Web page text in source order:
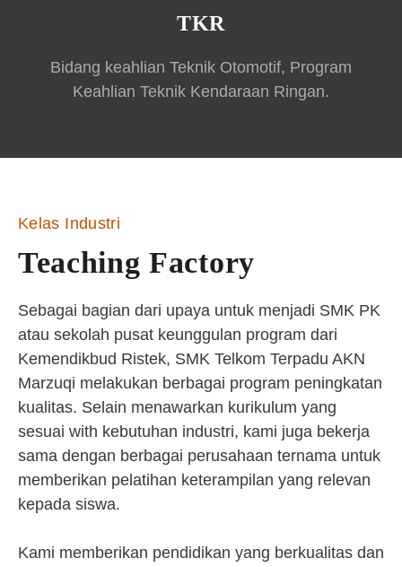
TKR
Bidang keahlian Teknik Otomotif, Program
Keahlian Teknik Kendaraan Ringan.
Kelas Industri
Teaching Factory
Sebagai bagian dari upaya untuk menjadi SMK PK
atau sekolah pusat keunggulan program dari
Kemendikbud Ristek, SMK Telkom Terpadu AKN
Marzuqi melakukan berbagai program peningkatan
kualitas. Selain menawarkan kurikulum yang
sesuai with kebutuhan industri, kami juga bekerja
sama dengan berbagai perusahaan ternama untuk
memberikan pelatihan keterampilan yang relevan
kepada siswa.
Kami memberikan pendidikan yang berkualitas dan